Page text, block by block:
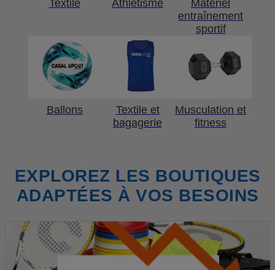
Textile Athlétisme
Matériel
entraînement
sportif
Ballons
Textile et
bagagerie
Musculation et
fitness
EXPLOREZ LES BOUTIQUES
ADAPTÉES À VOS BESOINS